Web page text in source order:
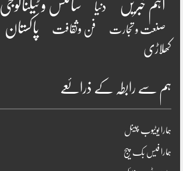
اہم خبریں دنیا سائنس و ٹیکنالوجی
صنعت و تجارت فن وثقافت پاکستان
کھلاڑی
ہم سے رابطہ کے ذرائعے
ہمارا یوٹیوب چینل
ہمارا فیس بک پیج